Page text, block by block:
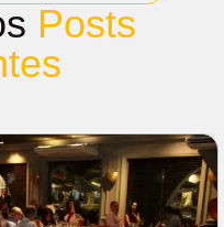
Posts